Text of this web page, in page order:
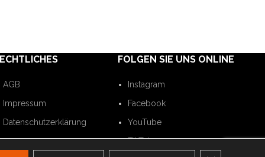
AGB
Impressum
Datenschutzerklärung
FOLGEN SIE UNS ONLINE
Instagram
Facebook
YouTube
TikTok